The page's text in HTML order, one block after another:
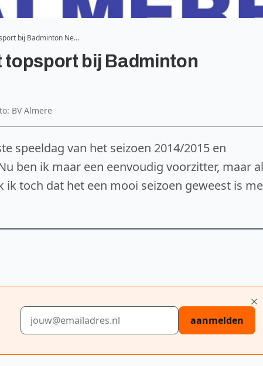
bij Badminton Ne…
topsport bij Badminton
BV Almere
speeldag van het seizoen 2014/2015 en
ben ik maar een eenvoudig voorzitter, maar
ik toch dat het een mooi seizoen geweest is
E-mailadres
aanmelden